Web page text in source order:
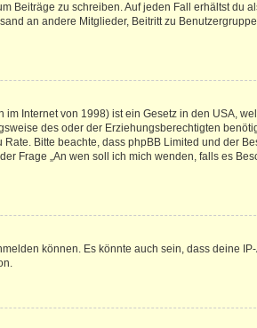
Beiträge zu schreiben. Auf jeden Fall erhältst du
an andere Mitglieder, Beitritt zu
Internet von 1998) ist ein Gesetz in den USA,
des oder der Erziehungsberechtigten
Bitte beachte, dass phpBB Limited und der
Frage „An wen soll ich mich wenden, falls es
können. Es könnte auch sein, dass deine